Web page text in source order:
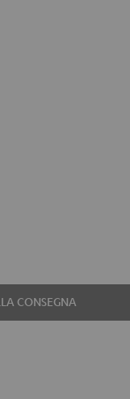
CONSEGNA